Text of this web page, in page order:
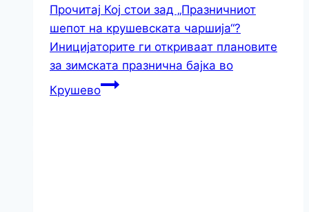
Прочитај Кој стои зад „Празничниот
шепот на крушевската чаршија“?
Иницијаторите ги откриваат плановите
за зимската празнична бајка во
Крушево